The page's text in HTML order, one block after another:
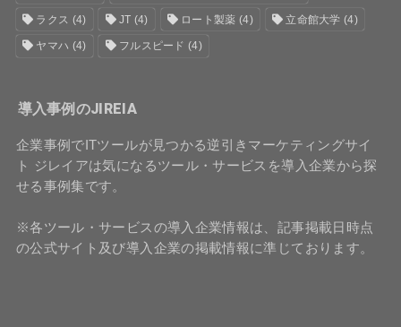
ラクス (4) JT (4) ロート製薬 (4) 立命館大学 (4)
ヤマハ (4) フルスピード (4)
導入事例のJIREIA
企業事例でITツールが見つかる逆引きマーケティングサイ
ト ジレイアは気になるツール・サービスを導入企業から探
せる事例集です。
※各ツール・サービスの導入企業情報は、記事掲載日時点
の公式サイト及び導入企業の掲載情報に準じております。